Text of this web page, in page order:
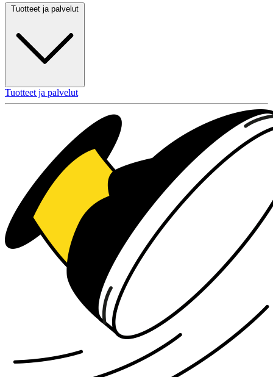
Tuotteet ja palvelut
Tuotteet ja palvelut